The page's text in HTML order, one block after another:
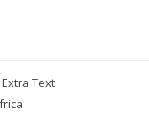
Extra Text